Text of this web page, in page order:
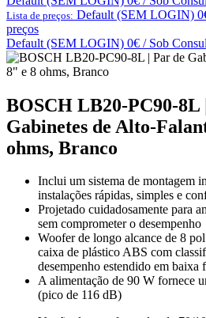
Lista de preços: Default (SEM LOGIN)
preços
Default (SEM LOGIN) 0€ / Sob
BOSCH LB20-PC90-8L
Gabinetes de Alto-
ohms, Branco
Inclui um sistema de montagem
instalações rápidas, simples e
Projetado cuidadosamente para
sem comprometer o desempenho
Woofer de longo alcance de 8
caixa de plástico ABS com
desempenho estendido em baixa
A alimentação de 90 W fornece
(pico de 116 dB)